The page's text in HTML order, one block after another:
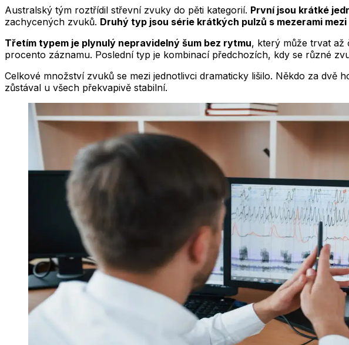
Australský tým roztřídil střevní zvuky do pěti kategorií. První jsou krátké
zachycených zvuků. Druhý typ jsou série krátkých pulzů s mezerami mezi
Třetím typem je plynulý nepravidelný šum bez rytmu, který může trvat až
procento záznamu. Poslední typ je kombinací předchozích, kdy se různé
Celkové množství zvuků se mezi jednotlivci dramaticky lišilo. Někdo za
zůstával u všech překvapivě stabilní.